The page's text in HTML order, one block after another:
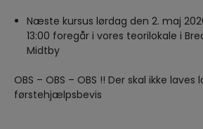
Næste kursus lørdag den 2. maj
13:00 foregår i vores teorilokale i
Midtby
OBS – OBS – OBS !! Der skal ikke
førstehjælpsbevis